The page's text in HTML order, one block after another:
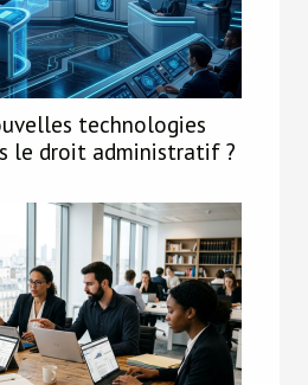
technologies
le droit administratif ?